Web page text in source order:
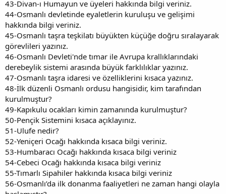
43-Divan-ı Humayun ve üyeleri hakkında bilgi veriniz.
44-Osmanlı devletinde eyaletlerin kuruluşu ve gelişimi
hakkında bilgi veriniz.
45-Osmanlı taşra teşkilatı büyükten küçüğe doğru sıralayarak
görevlileri yazınız.
46-Osmanlı Devleti'nde tımar ile Avrupa krallıklarındaki
derebeylik sistemi arasında büyük farklılıklar yazınız.
47-Osmanlı taşra idaresi ve özelliklerini kısaca yazınız.
48-İlk düzenli Osmanlı ordusu hangisidir, kim tarafından
kurulmuştur?
49-Kapıkulu ocakları kimin zamanında kurulmuştur?
50-Pençik Sistemini kısaca açıklayınız.
51-Ulufe nedir?
52-Yeniçeri Ocağı hakkında kısaca bilgi veriniz.
53-Humbaracı Ocağı hakkında kısaca bilgi veriniz
54-Cebeci Ocağı hakkında kısaca bilgi veriniz
55-Tımarlı Sipahiler hakkında kısaca bilgi veriniz
56-Osmanlı’da ilk donanma faaliyetleri ne zaman hangi olayla